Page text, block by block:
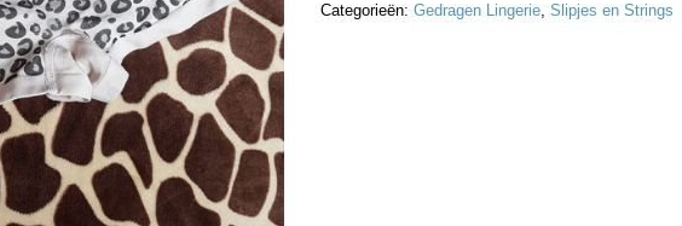
Categorieën: Gedragen Lingerie, Slipjes en Strings